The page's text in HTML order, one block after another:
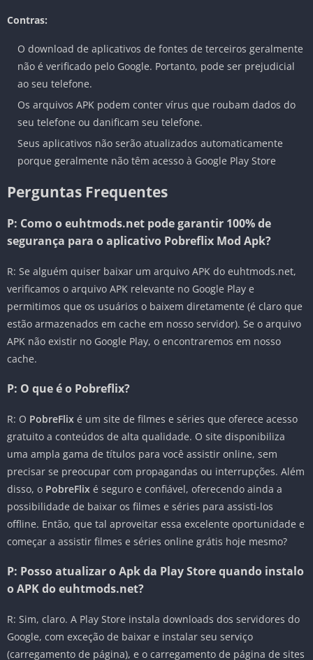
Contras:
O download de aplicativos de fontes de terceiros geralmente
não é verificado pelo Google. Portanto, pode ser prejudicial
ao seu telefone.
Os arquivos APK podem conter vírus que roubam dados do
seu telefone ou danificam seu telefone.
Seus aplicativos não serão atualizados automaticamente
porque geralmente não têm acesso à Google Play Store
Perguntas Frequentes
P: Como o euhtmods.net pode garantir 100% de
segurança para o aplicativo Pobreflix Mod Apk?
R: Se alguém quiser baixar um arquivo APK do euhtmods.net,
verificamos o arquivo APK relevante no Google Play e
permitimos que os usuários o baixem diretamente (é claro que
estão armazenados em cache em nosso servidor). Se o arquivo
APK não existir no Google Play, o encontraremos em nosso
cache.
P: O que é o Pobreflix?
R: O PobreFlix é um site de filmes e séries que oferece acesso
gratuito a conteúdos de alta qualidade. O site disponibiliza
uma ampla gama de títulos para você assistir online, sem
precisar se preocupar com propagandas ou interrupções. Além
disso, o PobreFlix é seguro e confiável, oferecendo ainda a
possibilidade de baixar os filmes e séries para assisti-los
offline. Então, que tal aproveitar essa excelente oportunidade e
começar a assistir filmes e séries online grátis hoje mesmo?
P: Posso atualizar o Apk da Play Store quando instalo
o APK do euhtmods.net?
R: Sim, claro. A Play Store instala downloads dos servidores do
Google, com exceção de baixar e instalar seu serviço
(carregamento de página), e o carregamento de página de sites